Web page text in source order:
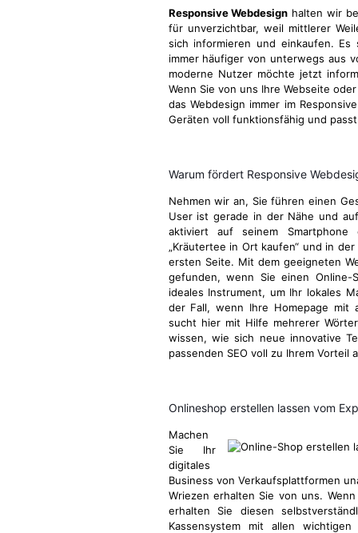
Responsive Webdesign halten wir
für unverzichtbar, weil mittlerer
sich informieren und einkaufen.
immer häufiger von unterwegs aus
moderne Nutzer möchte jetzt
Wenn Sie von uns Ihre Webseite
das Webdesign immer im
Geräten voll funktionsfähig und
Warum fördert Responsive
Nehmen wir an, Sie führen einen
User ist gerade in der Nähe und
aktiviert auf seinem
„Kräutertee in Ort kaufen“ und in
ersten Seite. Mit dem geeigneten
gefunden, wenn Sie einen
ideales Instrument, um Ihr lokales
der Fall, wenn Ihre Homepage mit
sucht hier mit Hilfe mehrerer
wissen, wie sich neue innovative
passenden SEO voll zu Ihrem Vorteil
Onlineshop erstellen lassen vom
Machen
Sie Ihr
digitales
Business von Verkaufsplattformen
Wriezen erhalten Sie von uns.
erhalten Sie diesen
Kassensystem mit allen